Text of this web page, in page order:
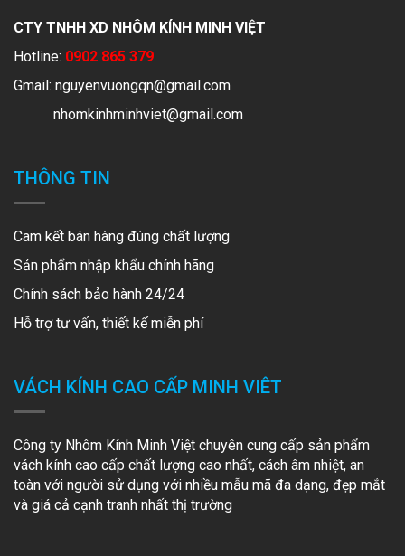
CTY TNHH XD NHÔM KÍNH MINH VIỆT
Hotline: 0902 865 379
Gmail: nguyenvuongqn@gmail.com
nhomkinhminhviet@gmail.com
THÔNG TIN
Cam kết bán hàng đúng chất lượng
Sản phẩm nhập khẩu chính hãng
Chính sách bảo hành 24/24
Hỗ trợ tư vấn, thiết kế miễn phí
VÁCH KÍNH CAO CẤP MINH VIÊT
Công ty Nhôm Kính Minh Việt chuyên cung cấp sản phẩm
vách kính cao cấp chất lượng cao nhất, cách âm nhiệt, an
toàn với người sử dụng với nhiều mẫu mã đa dạng, đẹp mắt
và giá cả cạnh tranh nhất thị trường